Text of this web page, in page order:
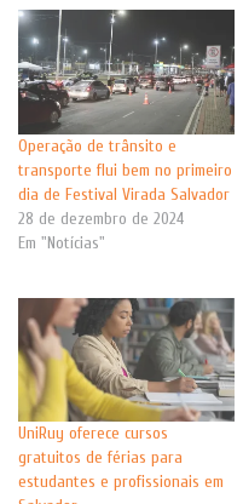
Operação de trânsito e
transporte flui bem no primeiro
dia de Festival Virada Salvador
28 de dezembro de 2024
Em "Notícias"
UniRuy oferece cursos
gratuitos de férias para
estudantes e profissionais em